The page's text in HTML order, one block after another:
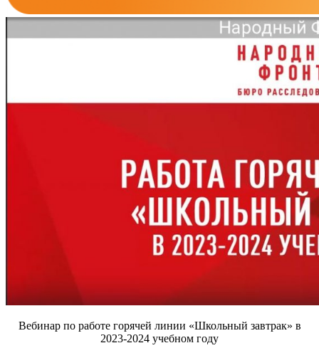
Вебинар по работе горячей линии «Школьный завтрак» в
2023-2024 учебном году